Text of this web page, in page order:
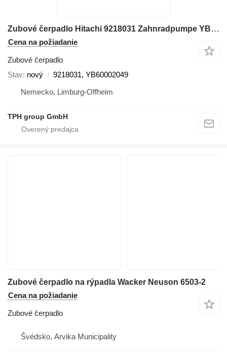
Zubové čerpadlo Hitachi 9218031 Zahnradpumpe YB60002049, Hitachi ZX350LC-6, ZX290LC-5B na rýpadla Hitachi ZX350LC-6, ZX290LC-5B
Cena na požiadanie
Zubové čerpadlo
Stav nový
9218031, YB60002049
Nemecko, Limburg-Offheim
TPH group GmbH
Zubové čerpadlo na rýpadla Wacker Neuson 6503-2
Cena na požiadanie
Zubové čerpadlo
Švédsko, Arvika Municipality